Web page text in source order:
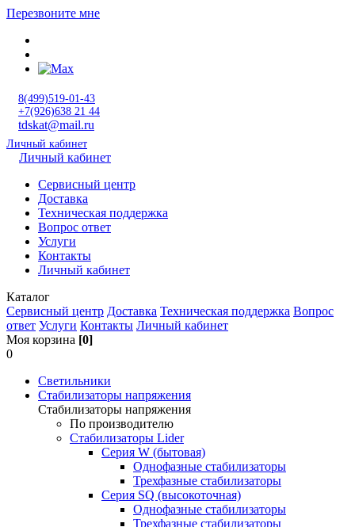
Перезвоните мне
8(499)519-01-43
+7(926)638 21 44
tdskat@mail.ru
Личный кабинет
Личный кабинет
Сервисный центр
Доставка
Техническая поддержка
Вопрос ответ
Услуги
Контакты
Личный кабинет
Каталог
Сервисный центр Доставка Техническая поддержка Вопрос
ответ Услуги Контакты Личный кабинет
Моя корзина [0]
0
Светильники
Стабилизаторы напряжения
Стабилизаторы напряжения
По производителю
Стабилизаторы Lider
Cерия W (бытовая)
Однофазные стабилизаторы
Трехфазные стабилизаторы
Серия SQ (высокоточная)
Однофазные стабилизаторы
Трехфазные стабилизаторы